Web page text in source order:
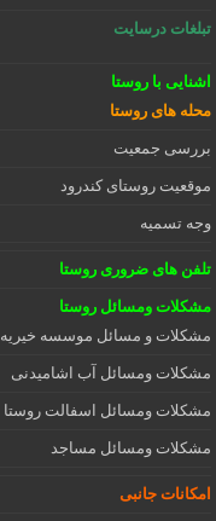
تبلغات درسایت
اشنایی با روستا
محله های روستا
بررسی جمعیت
موقعیت روستای کندرود
وجه تسمیه
تلفن های ضروری روستا
مشکلات ومسائل روستا
مشکلات و مسائل موسسه خیریه
مشکلات ومسائل آب اشامیدنی
مشکلات ومسائل اسفالت روستا
مشکلات ومسائل مساجد
امکانات جانبی